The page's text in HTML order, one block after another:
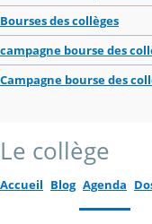
Bourses des collèges
campagne bourse des
Campagne bourse des
Le collège
Accueil Blog Agenda